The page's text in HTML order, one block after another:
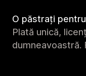
O păstrați
Plată unică,
dumneavoastră.